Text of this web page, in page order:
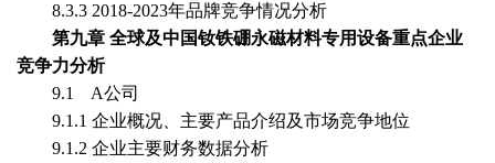
8.3.3 2018-2023年品牌竞争情况分析
第九章 全球及中国钕铁硼永磁材料专用设备重点企业
竞争力分析
9.1 A公司
9.1.1 企业概况、主要产品介绍及市场竞争地位
9.1.2 企业主要财务数据分析